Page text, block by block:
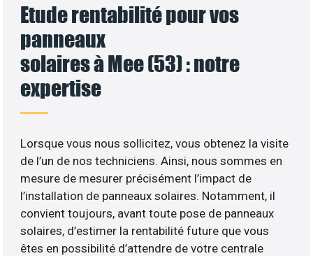
Etude rentabilité pour vos
panneaux
solaires à Mee (53) : notre
expertise
Lorsque vous nous sollicitez, vous obtenez la visite
de l’un de nos techniciens. Ainsi, nous sommes en
mesure de mesurer précisément l’impact de
l’installation de panneaux solaires. Notamment, il
convient toujours, avant toute pose de panneaux
solaires, d’estimer la rentabilité future que vous
êtes en possibilité d’attendre de votre centrale